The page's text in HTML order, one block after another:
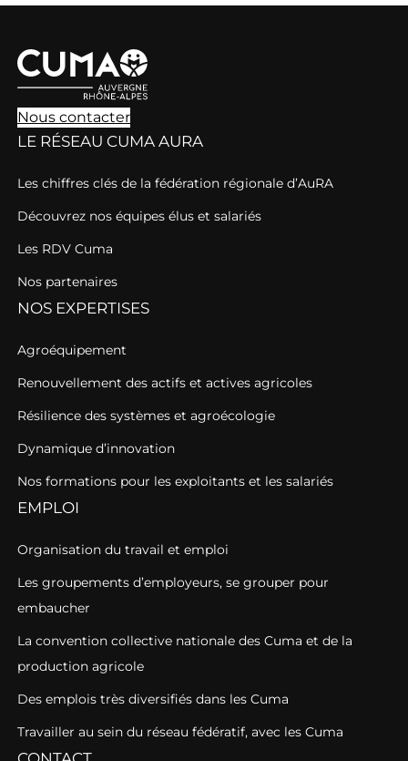
Nous contacter
LE RÉSEAU CUMA AURA
Les chiffres clés de la fédération régionale d’AuRA
Découvrez nos équipes élus et salariés
Les RDV Cuma
Nos partenaires
NOS EXPERTISES
Agroéquipement
Renouvellement des actifs et actives agricoles
Résilience des systèmes et agroécologie
Dynamique d’innovation
Nos formations pour les exploitants et les salariés
EMPLOI
Organisation du travail et emploi
Les groupements d’employeurs, se grouper pour
embaucher
La convention collective nationale des Cuma et de la
production agricole
Des emplois très diversifiés dans les Cuma
Travailler au sein du réseau fédératif, avec les Cuma